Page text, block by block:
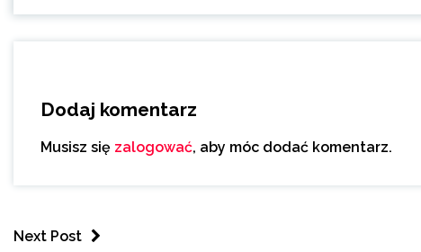
Dodaj komentarz
Musisz się zalogować, aby móc dodać komentarz.
Next Post